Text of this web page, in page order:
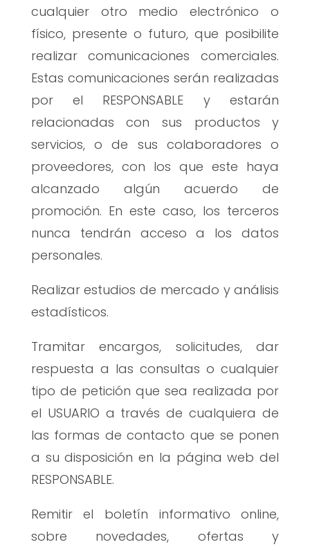
cualquier otro medio electrónico o
físico, presente o futuro, que posibilite
realizar comunicaciones comerciales.
Estas comunicaciones serán realizadas
por el RESPONSABLE y estarán
relacionadas con sus productos y
servicios, o de sus colaboradores o
proveedores, con los que este haya
alcanzado algún acuerdo de
promoción. En este caso, los terceros
nunca tendrán acceso a los datos
personales.
Realizar estudios de mercado y análisis
estadísticos.
Tramitar encargos, solicitudes, dar
respuesta a las consultas o cualquier
tipo de petición que sea realizada por
el USUARIO a través de cualquiera de
las formas de contacto que se ponen
a su disposición en la página web del
RESPONSABLE.
Remitir el boletín informativo online,
sobre novedades, ofertas y